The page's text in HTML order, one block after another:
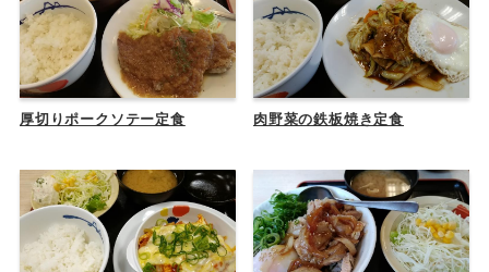
厚切りポークソテー定食 肉野菜の鉄板焼き定食